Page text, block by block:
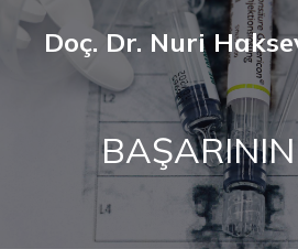
Doç. Dr. Nuri